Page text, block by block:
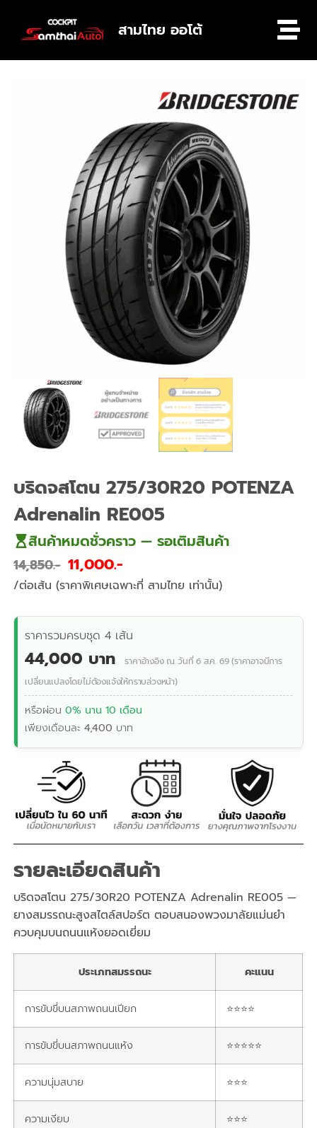
สามไทย ออโต้
บริดจสโตน 275/30R20 POTENZA
Adrenalin RE005
สินค้าหมดชั่วคราว — รอเติมสินค้า
14,850 11,000
/ต่อเส้น (ราคาพิเศษเฉพาะที่ สามไทย เท่านั้น)
ราคารวมครบชุด 4 เส้น
44,000 บาท
ราคาอ้างอิง ณ วันที่ 6 ส.ค. 69 (ราคาอาจมีการ
เปลี่ยนแปลงโดยไม่ต้องแจ้งให้ทราบล่วงหน้า)
หรือผ่อน0% นาน 10 เดือน
เพียงเดือนละ4,400 บาท
รายละเอียดสินค้า
บริดจสโตน 275/30R20 POTENZA Adrenalin RE005 —
ยางสมรรถนะสูงสไตล์สปอร์ต ตอบสนองพวงมาลัยแม่นยำ
ควบคุมบนถนนแห้งยอดเยี่ยม
ประเภทสมรรถนะ คะแนน
การขับขี่บนสภาพถนนเปียก ⭐⭐⭐⭐
การขับขี่บนสภาพถนนแห้ง ⭐⭐⭐⭐⭐
ความนุ่มสบาย ⭐⭐⭐
ความเงียบ ⭐⭐⭐